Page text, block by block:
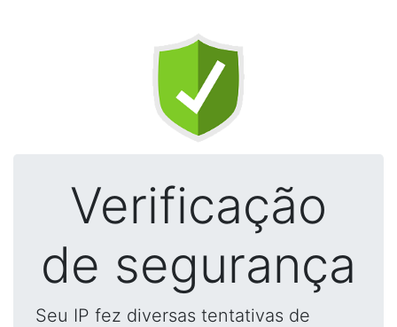
Verificação
de segurança
Seu IP fez diversas tentativas de